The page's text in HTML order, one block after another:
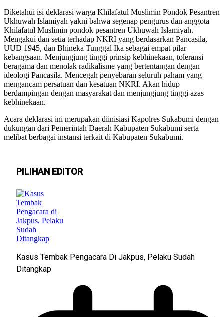
Diketahui isi deklarasi warga Khilafatul Muslimin Pondok Pesantren
Ukhuwah Islamiyah yakni bahwa segenap pengurus dan anggota
Khilafatul Muslimin pondok pesantren Ukhuwah Islamiyah.
Mengakui dan setia terhadap NKRI yang berdasarkan Pancasila,
UUD 1945, dan Bhineka Tunggal Ika sebagai empat pilar
kebangsaan. Menjungjung tinggi prinsip kebhinekaan, toleransi
beragama dan menolak radikalisme yang bertentangan dengan
ideologi Pancasila. Mencegah penyebaran seluruh paham yang
mengancam persatuan dan kesatuan NKRI. Akan hidup
berdampingan dengan masyarakat dan menjungjung tinggi azas
kebhinekaan.
Acara deklarasi ini merupakan diinisiasi Kapolres Sukabumi dengan
dukungan dari Pemerintah Daerah Kabupaten Sukabumi serta
melibat berbagai instansi terkait di Kabupaten Sukabumi.
PILIHAN EDITOR
Kasus Tembak Pengacara Di Jakpus, Pelaku Sudah
Ditangkap